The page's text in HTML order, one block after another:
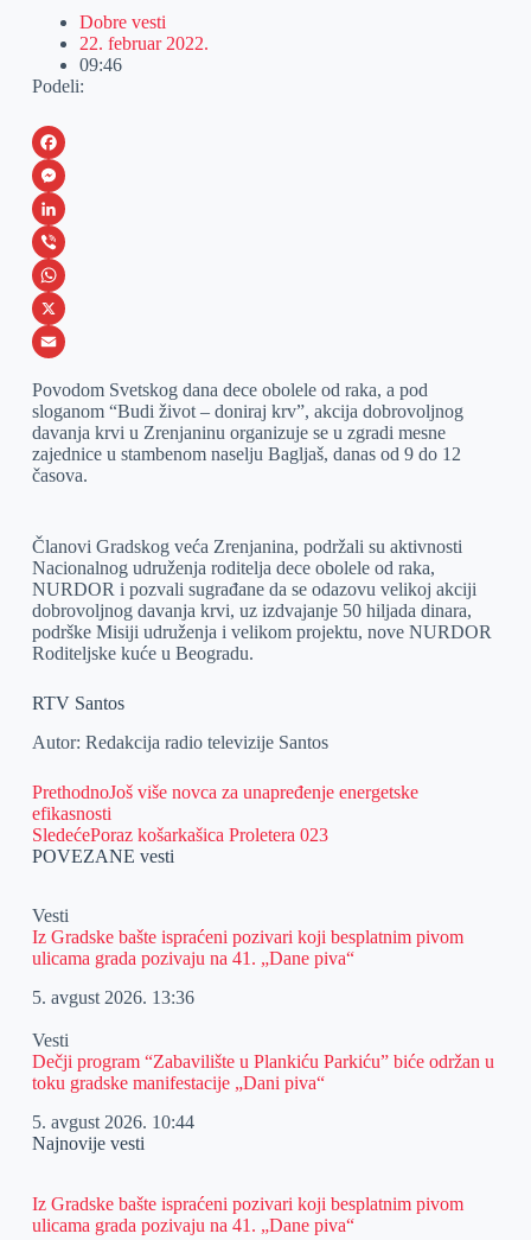
Dobre vesti
22. februar 2022.
09:46
Podeli:
F
a
c
e
b
o
k
M
e
s
s
e
g
e
r
L
i
n
k
d
I
n
V
i
b
r
W
h
t
s
A
p
X
m
a
i
Povodom Svetskog dana dece obolele od raka, a pod
sloganom “Budi život – doniraj krv”, akcija dobrovoljnog
davanja krvi u Zrenjaninu organizuje se u zgradi mesne
zajednice u stambenom naselju Bagljaš, danas od 9 do 12
časova.
Članovi Gradskog veća Zrenjanina, podržali su aktivnosti
Nacionalnog udruženja roditelja dece obolele od raka,
NURDOR i pozvali sugrađane da se odazovu velikoj akciji
dobrovoljnog davanja krvi, uz izdvajanje 50 hiljada dinara,
podrške Misiji udruženja i velikom projektu, nove NURDOR
Roditeljske kuće u Beogradu.
RTV Santos
Autor: Redakcija radio televizije Santos
PrethodnoJoš više novca za unapređenje energetske
efikasnosti
SledećePoraz košarkašica Proletera 023
POVEZANE vesti
Vesti
Iz Gradske bašte ispraćeni pozivari koji besplatnim pivom
ulicama grada pozivaju na 41. „Dane piva“
5. avgust 2026. 13:36
Vesti
Dečji program “Zabavilište u Plankiću Parkiću” biće održan u
toku gradske manifestacije „Dani piva“
5. avgust 2026. 10:44
Najnovije vesti
Iz Gradske bašte ispraćeni pozivari koji besplatnim pivom
ulicama grada pozivaju na 41. „Dane piva“